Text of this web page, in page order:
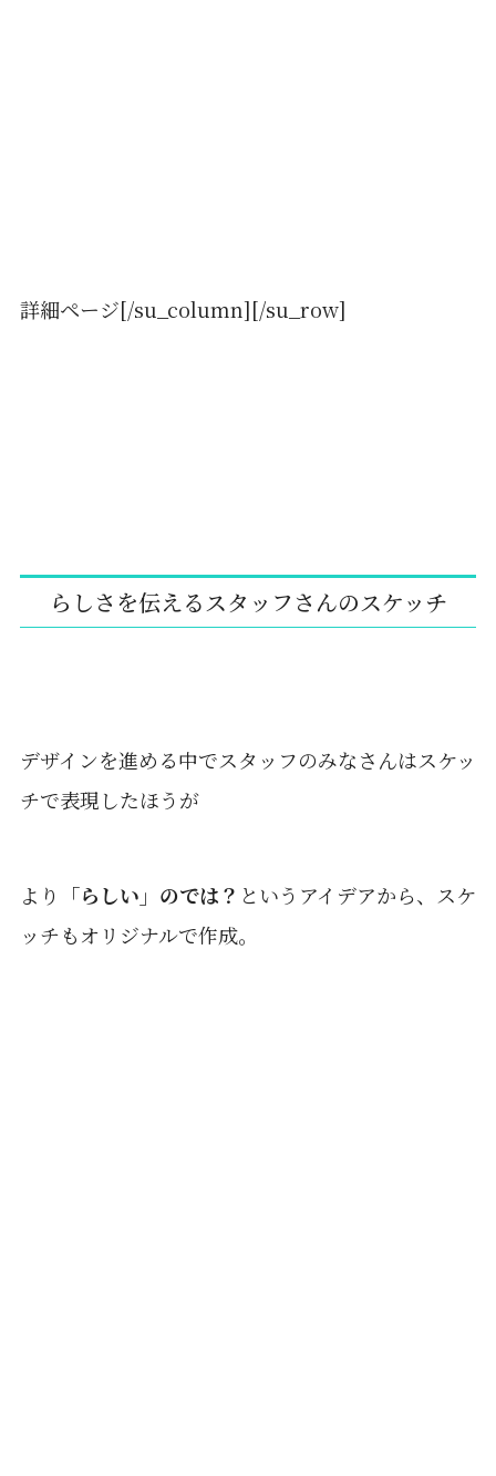
詳細ページ[/su_column][/su_row]
らしさを伝えるスタッフさんのスケッチ
デザインを進める中でスタッフのみなさんはスケッ
チで表現したほうが
より 「らしい」のでは？ というアイデアから、スケ
ッチもオリジナルで作成。